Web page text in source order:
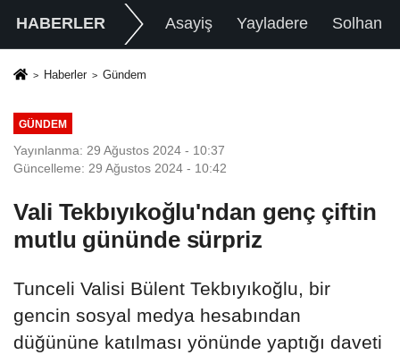
HABERLER Asayiş Yayladere Solhan
Haberler Gündem
GÜNDEM
Yayınlanma: 29 Ağustos 2024 - 10:37
Güncelleme: 29 Ağustos 2024 - 10:42
Vali Tekbıyıkoğlu'ndan genç çiftin
mutlu gününde sürpriz
Tunceli Valisi Bülent Tekbıyıkoğlu, bir
gencin sosyal medya hesabından
düğününe katılması yönünde yaptığı daveti